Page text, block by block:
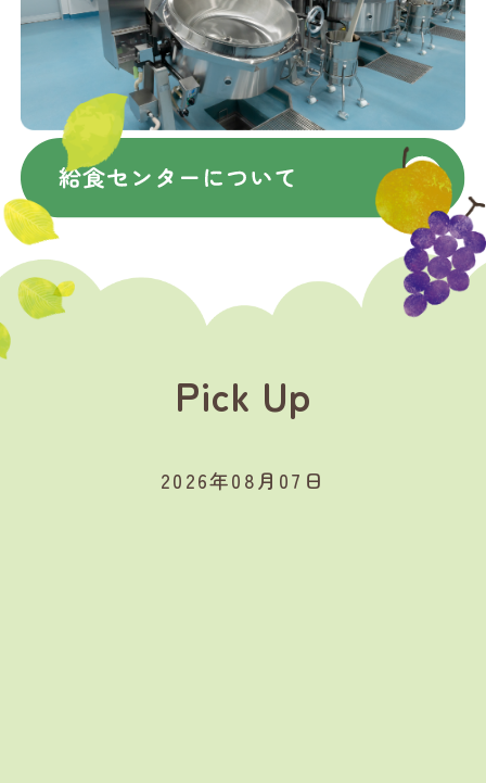
Pick Up
2026年08月07日